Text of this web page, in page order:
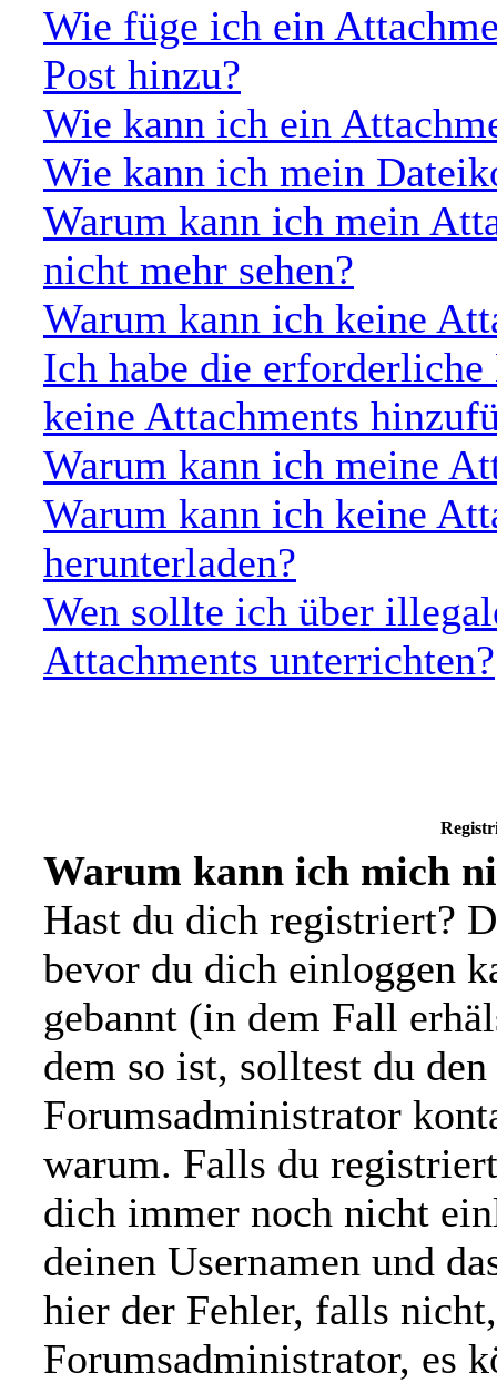
Wie füge ich ein
Post hinzu?
Wie kann ich ein
Wie kann ich mein
Warum kann ich mein
nicht mehr sehen?
Warum kann ich keine
Ich habe die
keine Attachments
Warum kann ich meine
Warum kann ich keine
herunterladen?
Wen sollte ich über
Attachments unterrichten?
Warum kann ich mich
Hast du dich registriert?
bevor du dich einloggen
gebannt (in dem Fall
dem so ist, solltest du
Forumsadministrator
warum. Falls du
dich immer noch nicht
deinen Usernamen und
hier der Fehler, falls
Forumsadministrator, es